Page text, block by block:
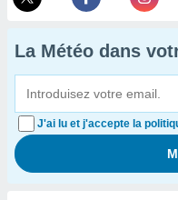
La Météo dans
J'ai lu et j'accepte la